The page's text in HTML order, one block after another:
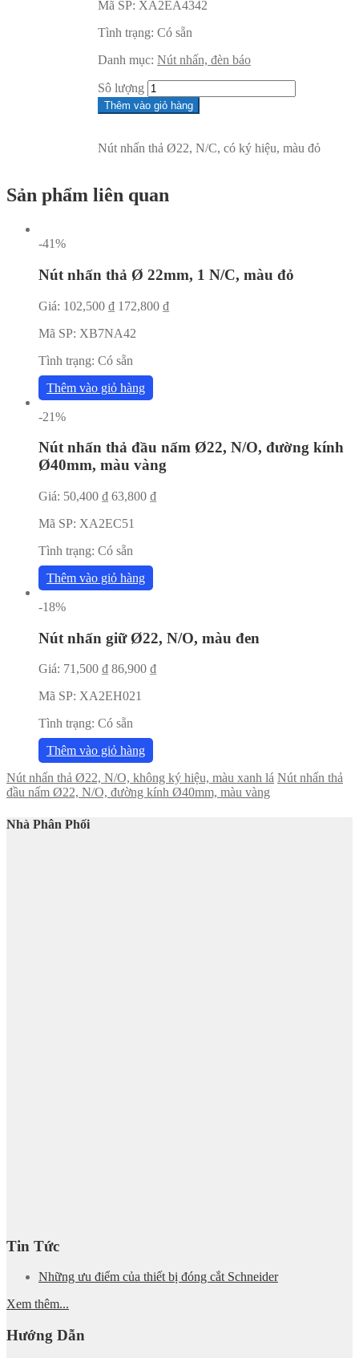
Mã SP: XA2EA4342
Tình trạng: Có sẵn
Danh mục: Nút nhấn, đèn báo
Sô lượng
Thêm vào giỏ hàng
Nút nhấn thả Ø22, N/C, có ký hiệu, màu đỏ
Sản phẩm liên quan
-41%
Nút nhấn thả Ø 22mm, 1 N/C, màu đỏ
Giá: 102,500 ₫ 172,800 ₫
Mã SP: XB7NA42
Tình trạng: Có sẵn
Thêm vào giỏ hàng
-21%
Nút nhấn thả đầu nấm Ø22, N/O, đường kính
Ø40mm, màu vàng
Giá: 50,400 ₫ 63,800 ₫
Mã SP: XA2EC51
Tình trạng: Có sẵn
Thêm vào giỏ hàng
-18%
Nút nhấn giữ Ø22, N/O, màu đen
Giá: 71,500 ₫ 86,900 ₫
Mã SP: XA2EH021
Tình trạng: Có sẵn
Thêm vào giỏ hàng
Nút nhấn thả Ø22, N/O, không ký hiệu, màu xanh lá Nút nhấn thả
đầu nấm Ø22, N/O, đường kính Ø40mm, màu vàng
Nhà Phân Phối
Tin Tức
Những ưu điểm của thiết bị đóng cắt Schneider
Xem thêm...
Hướng Dẫn